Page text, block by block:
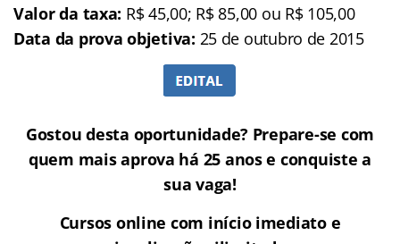
Valor da taxa: R$ 45,00; R$ 85,00 ou R$ 105,00
Data da prova objetiva: 25 de outubro de 2015
Gostou desta oportunidade? Prepare-se com
quem mais aprova há 25 anos e conquiste a
sua vaga!
Cursos online com início imediato e